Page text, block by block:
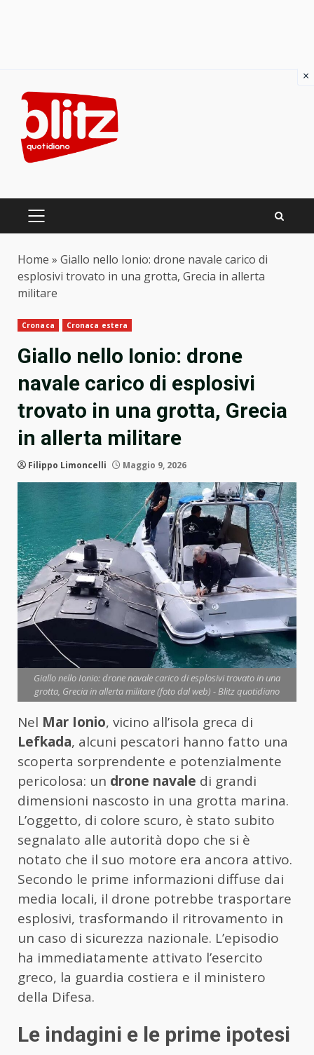
content
PRIMARY
Home » Giallo nello Ionio: drone navale carico di
esplosivi trovato in una grotta, Grecia in allerta
militare
Cronaca Cronaca estera
Giallo nello Ionio: drone
navale carico di esplosivi
trovato in una grotta, Grecia
in allerta militare
Filippo Limoncelli Maggio 9, 2026
Giallo nello Ionio: drone navale carico di esplosivi trovato in una
grotta, Grecia in allerta militare (foto dal web) - Blitz quotidiano
Nel Mar Ionio, vicino all’isola greca di
Lefkada, alcuni pescatori hanno fatto una
scoperta sorprendente e potenzialmente
pericolosa: un drone navale di grandi
dimensioni nascosto in una grotta marina.
L’oggetto, di colore scuro, è stato subito
segnalato alle autorità dopo che si è
notato che il suo motore era ancora attivo.
Secondo le prime informazioni diffuse dai
media locali, il drone potrebbe trasportare
esplosivi, trasformando il ritrovamento in
un caso di sicurezza nazionale. L’episodio
ha immediatamente attivato l’esercito
greco, la guardia costiera e il ministero
della Difesa.
Le indagini e le prime ipotesi
×